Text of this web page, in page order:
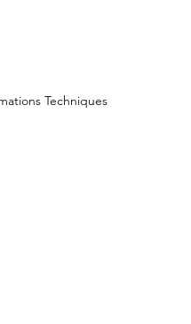
Techniques